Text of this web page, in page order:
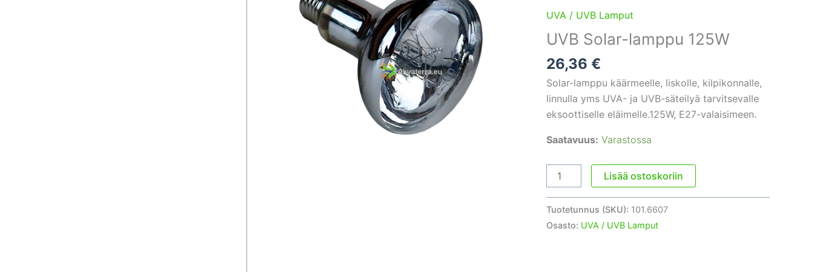
UVA / UVB Lamput
UVB Solar-lamppu 125W
26,36 €
Solar-lamppu käärmeelle, liskolle, kilpikonnalle,
linnulla yms UVA- ja UVB-säteilyä tarvitsevalle
eksoottiselle eläimelle.125W, E27-valaisimeen.
Saatavuus: Varastossa
UVB
Solar-
lamppu
125W
Lisää ostoskoriin
Tuotetunnus (SKU): 101.6607
Osasto: UVA / UVB Lamput